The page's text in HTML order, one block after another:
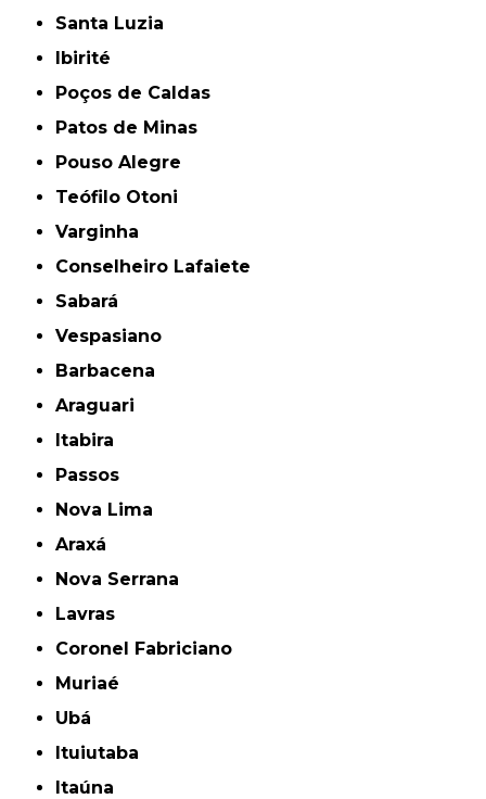
Santa Luzia
Ibirité
Poços de Caldas
Patos de Minas
Pouso Alegre
Teófilo Otoni
Varginha
Conselheiro Lafaiete
Sabará
Vespasiano
Barbacena
Araguari
Itabira
Passos
Nova Lima
Araxá
Nova Serrana
Lavras
Coronel Fabriciano
Muriaé
Ubá
Ituiutaba
Itaúna